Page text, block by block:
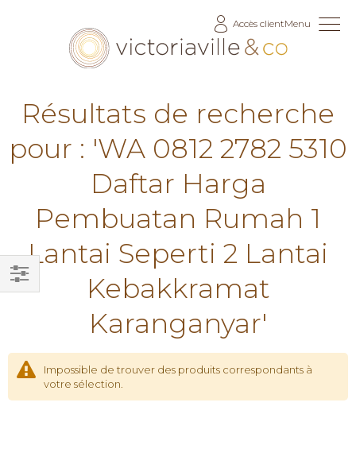
Accès clientMenu
Résultats de recherche
pour : 'WA 0812 2782 5310
Daftar Harga
Pembuatan Rumah 1
Lantai Seperti 2 Lantai
Kebakkramat
Karanganyar'
Impossible de trouver des produits correspondants à
votre sélection.
Filtrer